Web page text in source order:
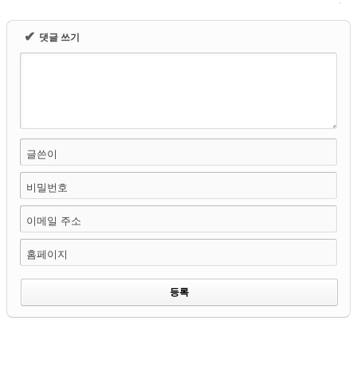
✔ 댓글 쓰기
글쓴이
비밀번호
이메일 주소
홈페이지